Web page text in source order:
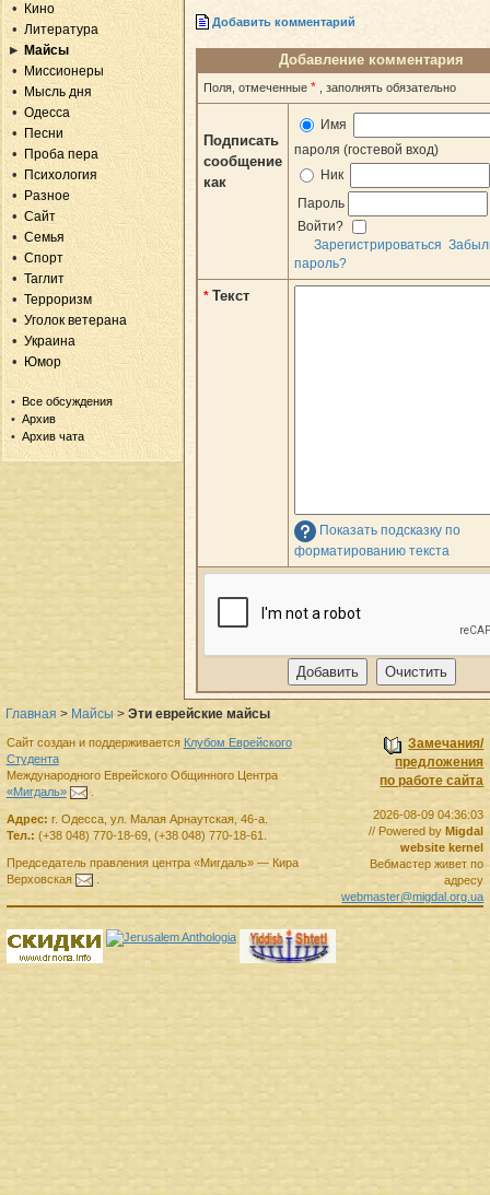
Кино
Литература
Майсы
Миссионеры
Мысль дня
Одесса
Песни
Проба пера
Психология
Разное
Сайт
Семья
Спорт
Таглит
Терроризм
Уголок ветерана
Украина
Юмор
Все обсуждения
Архив
Архив чата
Добавить комментарий
Добавление комментария
Поля, отмеченные * , заполнять обязательно
Подписать
сообщение
как
Имя
пароля (гостевой вход)
Ник
Пароль
Войти?
Зарегистрироваться
пароль?
* Текст
Показать подсказку по
форматированию текста
Главная > Майсы > Эти еврейские майсы
Замечания/
предложения
по работе сайта
2026-08-09 04:36:03
// Powered byMigdal
website kernel
Вебмастер живет по
адресу
webmaster@migdal.org.ua
Сайт создан и поддерживается Клубом Еврейского
Студента
Международного Еврейского Общинного Центра
«Мигдаль»
.
Адрес: г. Одесса, ул. Малая Арнаутская, 46-а.
Тел.: (+38 048) 770-18-69, (+38 048) 770-18-61
Председатель правленияцентра «Мигдаль»— Кира
Верховская
.